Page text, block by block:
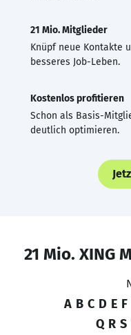
21 Mio. Mitglieder
Knüpf neue Kontakte
besseres Job-Leben.
Kostenlos profitieren
Schon als Basis-
deutlich optimieren.
21 Mio. XING
A B C D E F
Q R S